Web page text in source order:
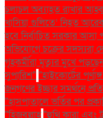
চলাচল অব্যাহত রাখার
খাসিয়া গু‌লিতে’ নিহত
হবে নির্বাচিত সরকার আসা
অভিযোগে চক্রের সদস্যরা
গৃহকর্মীরা মৃত্যুর মুখে
সুপারিশ" "হাইকোর্টের
জনগণের ইচ্ছার সমর্থনে
"হাসপাতালে ভর্তির পর
"হিজবুল্লাহ"হুথি কারা এবং